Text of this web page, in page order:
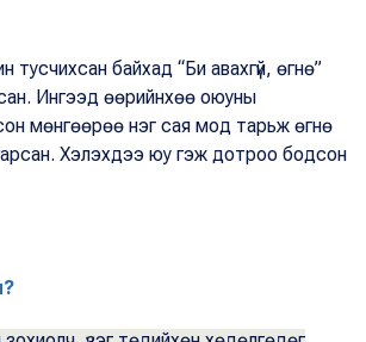
тусчихсан байхад “Би авахгүй, өгнө”
Ингээд өөрийнхөө оюуны
мөнгөөрөө нэг сая мод тарьж өгнө
Хэлэхдээ юу гэж дотроо бодсон